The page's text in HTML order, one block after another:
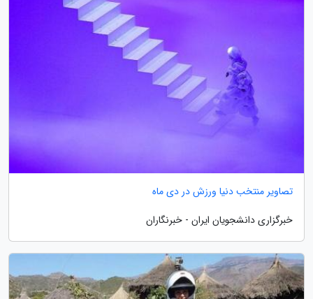
تصاویر منتخب دنیا ورزش در دی ماه
خبرگزاری دانشجویان ایران - خبرنگاران